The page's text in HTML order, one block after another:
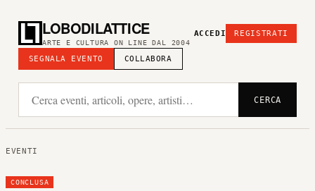
LOBODILATTICE
ARTE E CULTURA ON LINE DAL 2004
SEGNALA EVENTO COLLABORA
ACCEDI REGISTRATI
CERCA
EVENTI
CONCLUSA